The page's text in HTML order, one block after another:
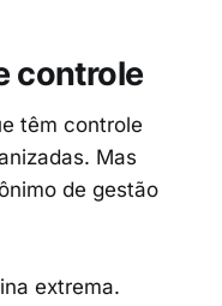
controle
têm controle
Mas
de gestão
extrema.